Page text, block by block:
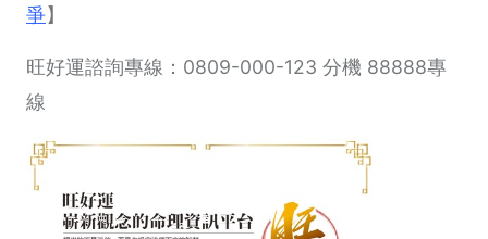
爭】
旺好運諮詢專線：0809-000-123 分機 88888專
線